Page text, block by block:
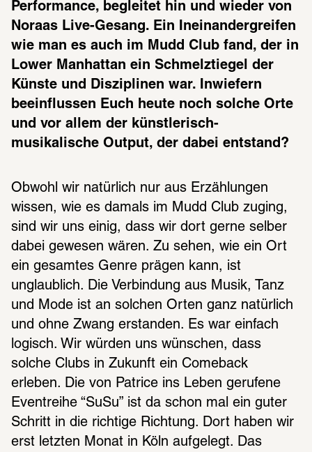
Performance, begleitet hin und wieder von
Noraas Live-Gesang. Ein Ineinandergreifen
wie man es auch im Mudd Club fand, der in
Lower Manhattan ein Schmelztiegel der
Künste und Disziplinen war. Inwiefern
beeinflussen Euch heute noch solche Orte
und vor allem der künstlerisch-
musikalische Output, der dabei entstand?
Obwohl wir natürlich nur aus Erzählungen
wissen, wie es damals im Mudd Club zuging,
sind wir uns einig, dass wir dort gerne selber
dabei gewesen wären. Zu sehen, wie ein Ort
ein gesamtes Genre prägen kann, ist
unglaublich. Die Verbindung aus Musik, Tanz
und Mode ist an solchen Orten ganz natürlich
und ohne Zwang erstanden. Es war einfach
logisch. Wir würden uns wünschen, dass
solche Clubs in Zukunft ein Comeback
erleben. Die von Patrice ins Leben gerufene
Eventreihe “SuSu” ist da schon mal ein guter
Schritt in die richtige Richtung. Dort haben wir
erst letzten Monat in Köln aufgelegt. Das